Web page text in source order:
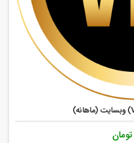
تومان